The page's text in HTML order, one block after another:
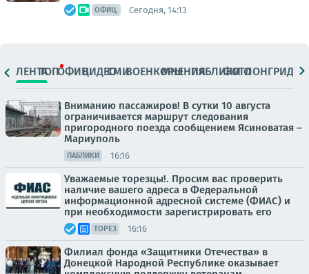
ОФИЦ. Сегодня, 14:13
ЛЕНТАТОПОФИЦ.ВИДЕОСМИВОЕНКОРЫМНЕНИЯПАБЛИКИ
ФОТОЛОНГРИДЫ
Вниманию пассажиров! В сутки 10 августа
ограничивается маршрут следования
пригородного поезда сообщением Ясиноватая –
Мариуполь
ПАБЛИКИ 16:16
Уважаемые торезцы!. Просим вас проверить
наличие вашего адреса в Федеральной
информационной адресной системе (ФИАС) и
при необходимости зарегистрировать его
ТОРЕЗ 16:16
Филиал фонда «Защитники Отечества» в
Донецкой Народной Республике оказывает